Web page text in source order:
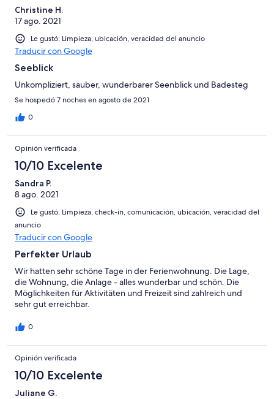
Christine H.
17 ago. 2021
Le gustó: Limpieza, ubicación, veracidad del anuncio
Traducir con Google
Seeblick
Unkompliziert, sauber, wunderbarer Seenblick und Badesteg
Se hospedó 7 noches en agosto de 2021
0
Opinión verificada
10/10 Excelente
Sandra P.
8 ago. 2021
Le gustó: Limpieza, check-in, comunicación, ubicación, veracidad del
anuncio
Traducir con Google
Perfekter Urlaub
Wir hatten sehr schöne Tage in der Ferienwohnung. Die Lage,
die Wohnung, die Anlage - alles wunderbar und schön. Die
Möglichkeiten für Aktivitäten und Freizeit sind zahlreich und
sehr gut erreichbar.
0
Opinión verificada
10/10 Excelente
Juliane G.